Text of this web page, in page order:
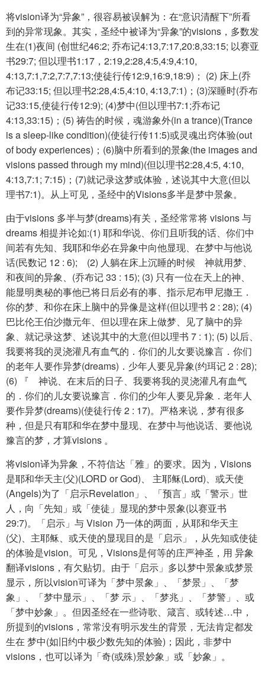
将vision译为“异象”，很容易被误解为：在“意识清醒下”所看
到的异常现象。其实，圣经中被译为“异象”的visions，多数发
生在(1)夜间 (创世纪46:2; 乔布记4:13,7:17,20:8,33:15; 以赛亚
书29:7; 但以理书1:17，2:19,2:28,4:5,4:9,4:10,
4:13,7:1,7:2,7:7,7:13;使徒行传12:9,16:9,18:9)； (2) 床上(乔
布记33:15; 但以理书2:28,4:5,4:10, 4:13,7:1)；(3)深睡时(乔布
记33:15,使徒行传12:9); (4)梦中(但以理书7:1;乔布记
4:13,33:15)；(5) 祷告的时候，魂游象外(in a trance)(Trance
is a sleep-like condition)(使徒行传11:5)或灵魂出窍体验(out
of body experiences)；(6)脑中所看到的景象(the images and
visions passed through my mind)(但以理书2:28,4:5, 4:10,
4:13,7:1; 7:15)；(7)就记录这梦或体验，述说其中大意(但以
理书7:1)。从上可见，圣经中的Visions多半是梦中景象。
由于visions 多半与梦(dreams)有关，圣经常常将 visions 与
dreams 相提并论如:(1) 耶和华说、你们且听我的话、你们中
间若有先知、我耶和华必在异象中向他显现、在梦中与他说
话(民数记 12 : 6); (2) 人躺在床上沉睡的时候 神就用梦、
和夜间的异象、(乔布记 33 : 15); (3) 只有一位在天上的神、
能显明奥秘的事他已将日后必有的事、指示尼布甲尼撒王．
你的梦、和你在床上脑中的异像是这样(但以理书 2 : 28); (4)
巴比伦王伯沙撒元年、但以理在床上做梦、见了脑中的异
象、就记录这梦、述说其中的大意(但以理书 7 : 1); (5) 以后、
我要将我的灵浇灌凡有血气的．你们的儿女要说豫言．你们
的老年人要作异梦(dreams)．少年人要见异象(约珥记 2 : 28);
(6) 『 神说、在末后的日子、我要将我的灵浇灌凡有血气
的．你们的儿女要说豫言．你们的少年人要见异象．老年人
要作异梦(dreams)(使徒行传 2 : 17)。严格来说，梦有很多
种，但是只有耶和华在梦中显现、在梦中与他说话、要他说
豫言的梦，才算visions 。
将vision译为异象，不符信达「雅」的要求。因为，Visions
是耶和华天主(父)(LORD or God)、 主耶稣(Lord)、或天使
(Angels)为了「启示Revelation」、「预言」或「警示」世
人，向「先知」或「使徒」显现的梦中景象(以赛亚书
29:7)。「启示」与 Vision 乃一体的两面，从耶和华天主
(父)、主耶稣、或天使的显现目的是「启示」，从先知或使徒
的体验是vision。可见，Visions是何等的庄严神圣，用 异象
翻译visions，有欠贴切。由于「启示」多以梦中景象或梦景
显示，所以vision可译为「梦中景象」、「梦景」、「梦
象」、「梦中显示」、「梦 示」、「梦兆」、「梦警」、或
「梦中妙象」。但因圣经在一些诗歌、箴言、或转述…中，
所提到的visions，常常没有明示发生的背景，无法肯定都发
生在 梦中(如旧约中极少数先知的体验)；因此，非梦中
visions，也可以译为「奇(或殊)景妙象」或「妙象」。